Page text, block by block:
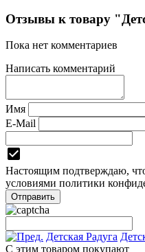
Отзывы к товару
Пока нет комментариев
Написать комментарий
Имя
E-Mail
Настоящим подтверждаю,
условиями политики
Детская Радуга
С этим товаром покупают